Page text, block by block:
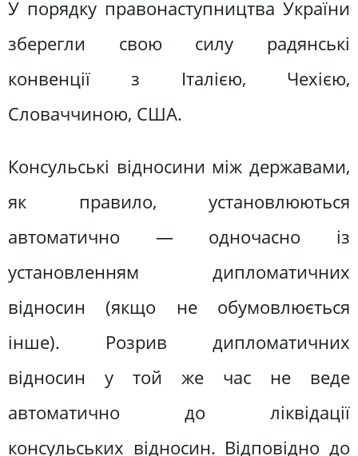
У порядку правонаступництва України
зберегли свою силу радянські
конвенції з Італією, Чехією,
Словаччиною, США.
Консульські відносини між державами,
як правило, установлюються
автоматично — одночасно із
установленням дипломатичних
відносин (якщо не обумовлюється
інше). Розрив дипломатичних
відносин у той же час не веде
автоматично до ліквідації
консульських відносин. Відповідно до